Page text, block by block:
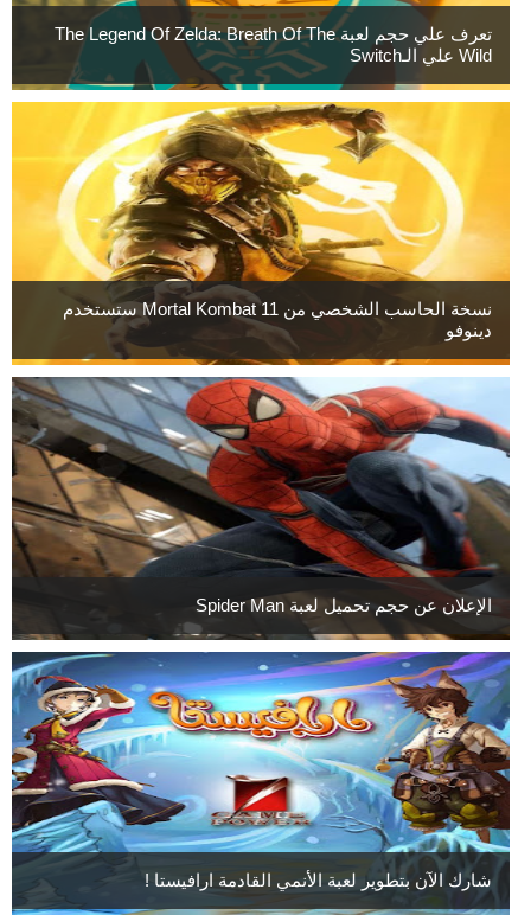
تعرف علي حجم لعبة The Legend Of Zelda: Breath Of The
Wild علي الـSwitch
نسخة الحاسب الشخصي من Mortal Kombat 11 ستستخدم
دينوفو
الإعلان عن حجم تحميل لعبة Spider Man
شارك الآن بتطوير لعبة الأنمي القادمة ارافيستا !